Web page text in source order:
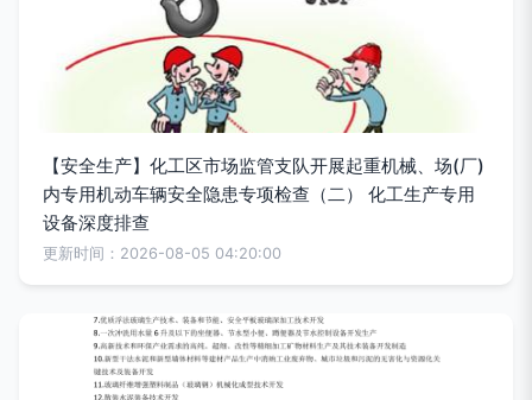
【安全生产】化工区市场监管支队开展起重机械、场(厂)
内专用机动车辆安全隐患专项检查（二） 化工生产专用
设备深度排查
更新时间：2026-08-05 04:20:00